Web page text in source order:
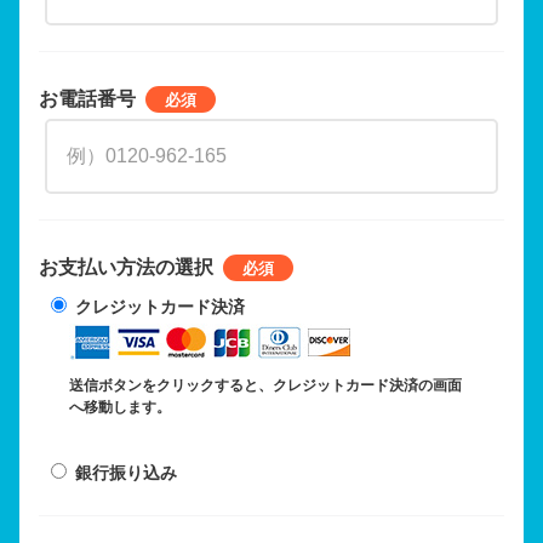
お電話番号
お支払い方法の選択
クレジットカード決済
送信ボタンをクリックすると、クレジットカード決済の画面
へ移動します。
銀行振り込み